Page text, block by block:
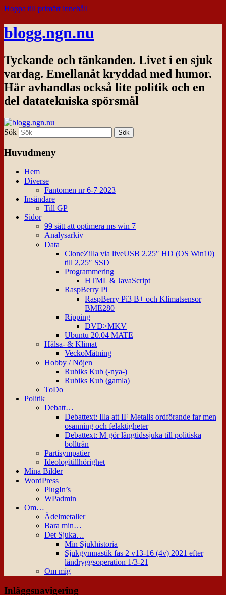
Hoppa till primärt innehåll
blogg.ngn.nu
Tyckande och tänkanden. Livet i en sjuk
vardag. Emellanåt kryddad med humor.
Här avhandlas också lite politik och en
del datatekniska spörsmål
Sök
Huvudmeny
Hem
Diverse
Fantomen nr 6-7 2023
Insändare
Till GP
Sidor
99 sätt att optimera ms win 7
Analysarkiv
Data
CloneZilla via liveUSB 2.25″ HD (OS Win10)
till 2,25″ SSD
Programmering
HTML & JavaScript
RaspBerry Pi
RaspBerry Pi3 B+ och Klimatsensor
BME280
Ripping
DVD>MKV
Ubuntu 20.04 MATE
Hälsa- & Klimat
VeckoMätning
Hobby / Nöjen
Rubiks Kub (-nya-)
Rubiks Kub (gamla)
ToDo
Politik
Debatt…
Debattext: Illa att IF Metalls ordförande far men
osanning och felaktigheter
Debattext: M gör långtidssjuka till politiska
bollträn
Partisympatier
Ideologitillhörighet
Mina Bilder
WordPress
PlugIn’s
WPadmin
Om…
Ädelmetaller
Bara min…
Det Sjuka…
Min Sjukhistoria
Sjukgymnastik fas 2 v13-16 (4v) 2021 efter
ländryggsoperation 1/3-21
Om mig
Inläggsnavigering